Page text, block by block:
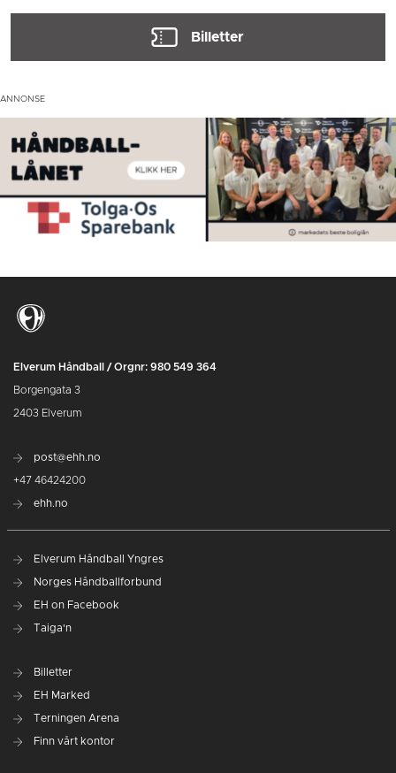
Billetter
Elverum Håndball / Orgnr: 980 549 364
Borgengata 3
2403 Elverum
post@ehh.no
+47 46424200
ehh.no
Elverum Håndball Yngres
Norges Håndballforbund
EH on Facebook
Taiga'n
Billetter
EH Marked
Terningen Arena
Finn vårt kontor